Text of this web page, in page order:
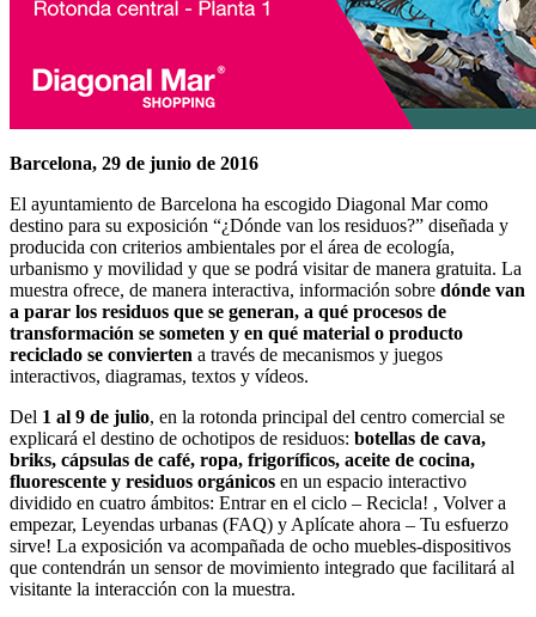
Barcelona, 29 de junio de 2016
El ayuntamiento de Barcelona ha escogido Diagonal Mar como
destino para su exposición “¿Dónde van los residuos?” diseñada y
producida con criterios ambientales por el área de ecología,
urbanismo y movilidad y que se podrá visitar de manera gratuita. La
muestra ofrece, de manera interactiva, información sobre dónde van
a parar los residuos que se generan, a qué procesos de
transformación se someten y en qué material o producto
reciclado se convierten a través de mecanismos y juegos
interactivos, diagramas, textos y vídeos.
Del 1 al 9 de julio, en la rotonda principal del centro comercial se
explicará el destino de ochotipos de residuos: botellas de cava,
briks, cápsulas de café, ropa, frigoríficos, aceite de cocina,
fluorescente y residuos orgánicos en un espacio interactivo
dividido en cuatro ámbitos: Entrar en el ciclo – Recicla! , Volver a
empezar, Leyendas urbanas (FAQ) y Aplícate ahora – Tu esfuerzo
sirve! La exposición va acompañada de ocho muebles-dispositivos
que contendrán un sensor de movimiento integrado que facilitará al
visitante la interacción con la muestra.